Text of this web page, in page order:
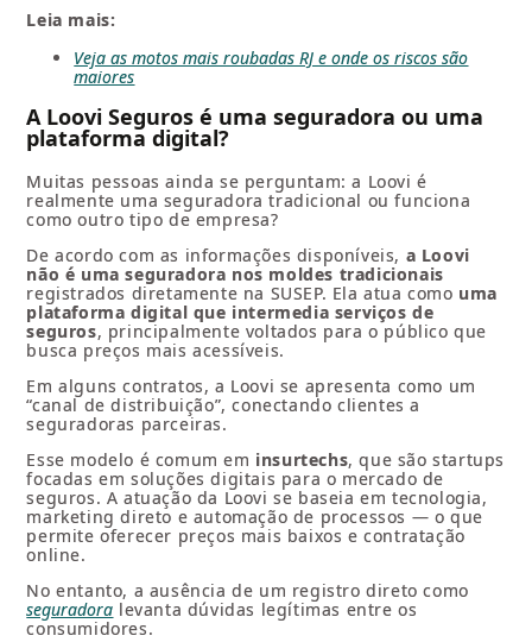
Leia mais:
Veja as motos mais roubadas RJ e onde os riscos são
maiores
A Loovi Seguros é uma seguradora ou uma
plataforma digital?
Muitas pessoas ainda se perguntam: a Loovi é
realmente uma seguradora tradicional ou funciona
como outro tipo de empresa?
De acordo com as informações disponíveis, a Loovi
não é uma seguradora nos moldes tradicionais
registrados diretamente na SUSEP. Ela atua como uma
plataforma digital que intermedia serviços de
seguros, principalmente voltados para o público que
busca preços mais acessíveis.
Em alguns contratos, a Loovi se apresenta como um
“canal de distribuição”, conectando clientes a
seguradoras parceiras.
Esse modelo é comum em insurtechs, que são startups
focadas em soluções digitais para o mercado de
seguros. A atuação da Loovi se baseia em tecnologia,
marketing direto e automação de processos — o que
permite oferecer preços mais baixos e contratação
online.
No entanto, a ausência de um registro direto como
seguradora levanta dúvidas legítimas entre os
consumidores.